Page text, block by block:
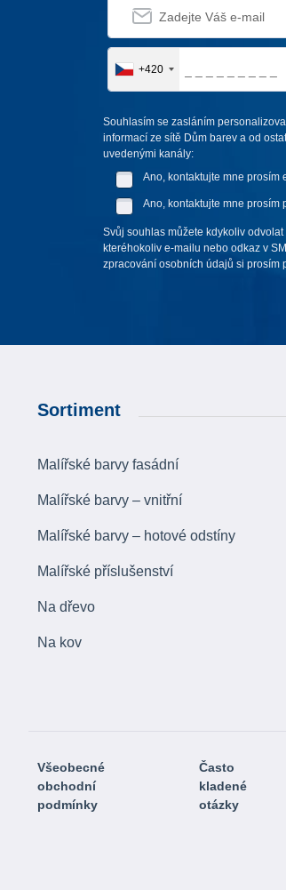
+420
Souhlasím se zasláním
informací ze sítě Dům barev a od
uvedenými kanály:
Ano, kontaktujte mne prosím
Ano, kontaktujte mne prosím
Svůj souhlas můžete kdykoliv
kteréhokoliv e-mailu nebo odkaz v
zpracování osobních údajů si prosím
Sortiment
Malířské barvy fasádní
Malířské barvy – vnitřní
Malířské barvy – hotové odstíny
Malířské příslušenství
Na dřevo
Na kov
Všeobecné
obchodní
podmínky
Často
kladené
otázky